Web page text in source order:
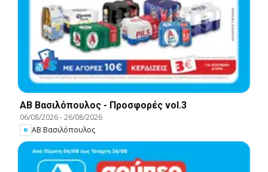
ΑΒ Βασιλόπουλος - Προσφορές vol.3
06/08/2026-26/08/2026
ΑΒ Βασιλόπουλος